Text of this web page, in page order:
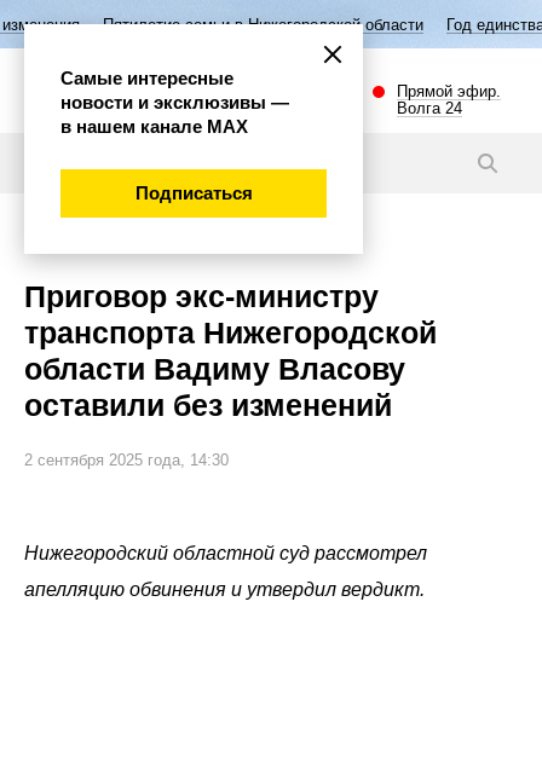
семьи в Нижегородской области Год единства народов России
Прямой эфир.
Волга 24
Приговор экс-министру
транспорта Нижегородской
области Вадиму Власову
оставили без изменений
2 сентября 2025 года, 14:30
Нижегородский областной суд рассмотрел
апелляцию обвинения и утвердил вердикт.
Самые интересные
новости и эксклюзивы —
в нашем канале МАХ
Подписаться